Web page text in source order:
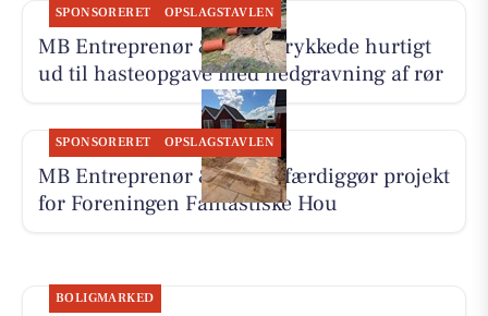
SPONSORERET OPSLAGSTAVLEN
MB Entreprenør & Anlæg rykkede hurtigt
ud til hasteopgave med nedgravning af rør
SPONSORERET OPSLAGSTAVLEN
MB Entreprenør & Anlæg færdiggør projekt
for Foreningen Fantastiske Hou
BOLIGMARKED